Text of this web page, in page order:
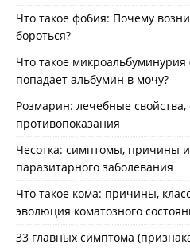
Что такое фобия: Почему
бороться?
Что такое
попадает альбумин в мочу?
Розмарин: лечебные свойства,
противопоказания
Чесотка: симптомы, причины
паразитарного заболевания
Что такое кома: причины,
эволюция коматозного
33 главных симптома